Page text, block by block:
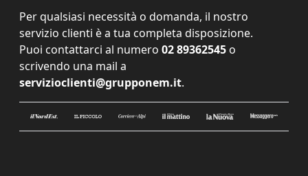
Per qualsiasi necessità o domanda, il nostro
servizio clienti è a tua completa disposizione.
Puoi contattarci al numero 02 89362545 o
scrivendo una mail a
servizioclienti@grupponem.it.